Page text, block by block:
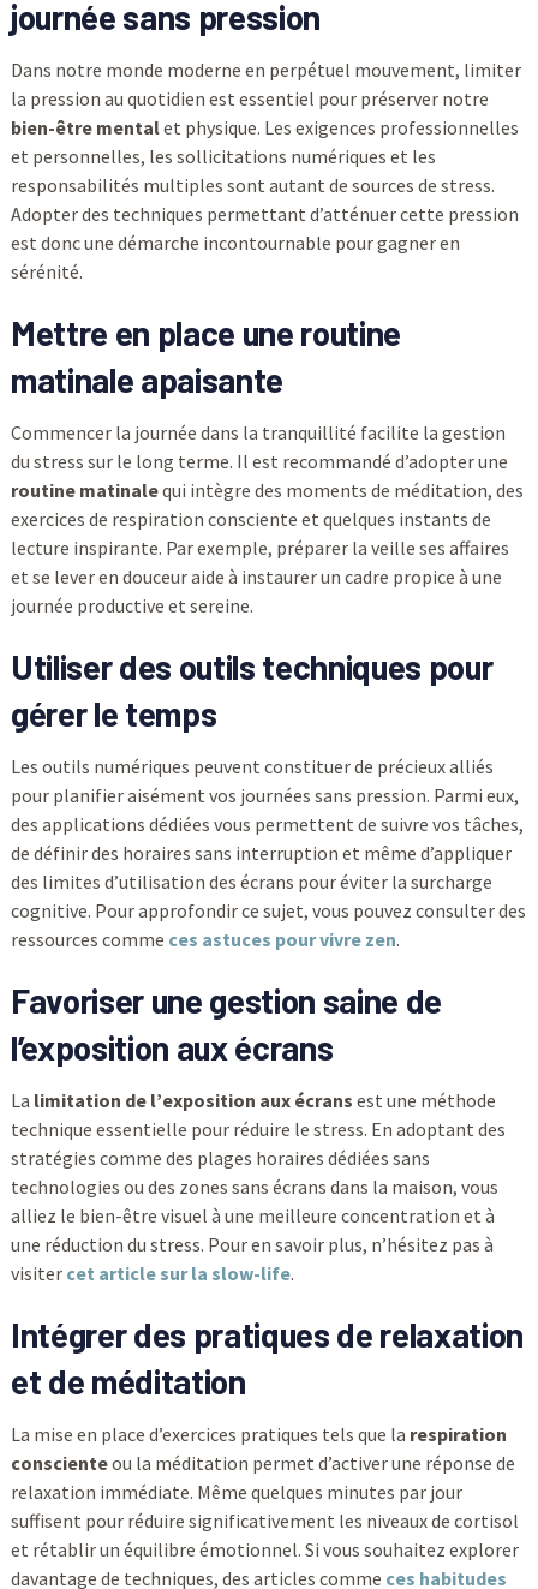
journée sans pression
Dans notre monde moderne en perpétuel mouvement, limiter
la pression au quotidien est essentiel pour préserver notre
bien-être mentalet physique. Les exigences professionnelles
et personnelles, les sollicitations numériques et les
responsabilités multiples sont autant de sources de stress.
Adopter des techniques permettant d’atténuer cette pression
est donc une démarche incontournable pour gagner en
sérénité.
Mettre en place une routine
matinale apaisante
Commencer la journée dans la tranquillité facilite la gestion
du stress sur le long terme. Il est recommandé d’adopter une
routine matinalequi intègre des moments de méditation, des
exercices de respiration consciente et quelques instants de
lecture inspirante. Par exemple, préparer la veille ses affaires
et se lever en douceur aide à instaurer un cadre propice à une
journée productive et sereine.
Utiliser des outils techniques pour
gérer le temps
Les outils numériques peuvent constituer de précieux alliés
pour planifier aisément vos journées sans pression. Parmi eux,
des applications dédiées vous permettent de suivre vos tâches,
de définir des horaires sans interruption et même d’appliquer
des limites d’utilisation des écrans pour éviter la surcharge
cognitive. Pour approfondir ce sujet, vous pouvez consulter des
ressources comme ces astuces pour vivre zen.
Favoriser une gestion saine de
l’exposition aux écrans
La limitation de l’exposition aux écrans est une méthode
technique essentielle pour réduire le stress. En adoptant des
stratégies comme des plages horaires dédiées sans
technologies ou des zones sans écrans dans la maison, vous
alliez le bien-être visuel à une meilleure concentration et à
une réduction du stress. Pour en savoir plus, n’hésitez pas à
visiter cet article sur la slow-life.
Intégrer des pratiques de relaxation
et de méditation
La mise en place d’exercices pratiques tels que la respiration
conscienteou la méditation permet d’activer une réponse de
relaxation immédiate. Même quelques minutes par jour
suffisent pour réduire significativement les niveaux de cortisol
et rétablir un équilibre émotionnel. Si vous souhaitez explorer
davantage de techniques, des articles comme ces habitudes